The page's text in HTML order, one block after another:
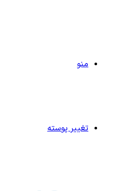
منو
تغییر پوسته